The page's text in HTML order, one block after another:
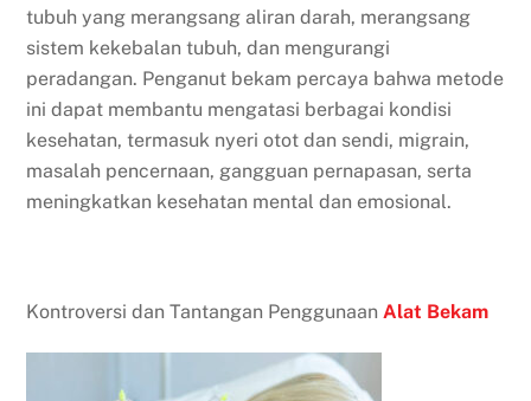
tubuh yang merangsang aliran darah, merangsang
sistem kekebalan tubuh, dan mengurangi
peradangan. Penganut bekam percaya bahwa metode
ini dapat membantu mengatasi berbagai kondisi
kesehatan, termasuk nyeri otot dan sendi, migrain,
masalah pencernaan, gangguan pernapasan, serta
meningkatkan kesehatan mental dan emosional.
Kontroversi dan Tantangan PenggunaanAlat Bekam